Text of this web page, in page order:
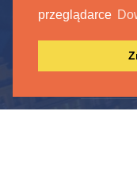
przeglądarce